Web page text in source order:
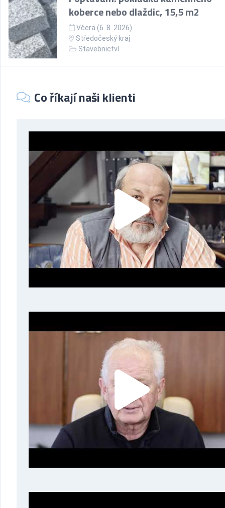
koberce nebo dlaždic, 15,5 m2
Včera (6. 8. 2026)
Středočeský kraj
Stavebnictví
Co říkají naši klienti